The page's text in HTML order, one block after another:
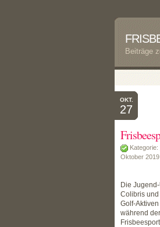
Beiträge
OKT.
27
Kategorie:
Oktober 2019
Die
Colibris
Golf-
während